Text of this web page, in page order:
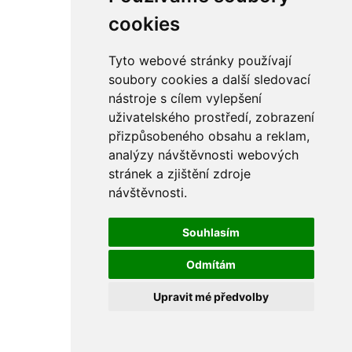
cookies
Tyto webové stránky používají
soubory cookies a další sledovací
nástroje s cílem vylepšení
uživatelského prostředí, zobrazení
přizpůsobeného obsahu a reklam,
analýzy návštěvnosti webových
stránek a zjištění zdroje
návštěvnosti.
Souhlasím
Odmítám
Upravit mé předvolby